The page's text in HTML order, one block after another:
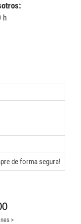
h
de forma segura!
>